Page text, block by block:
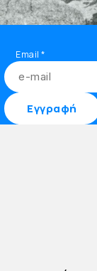
Email*